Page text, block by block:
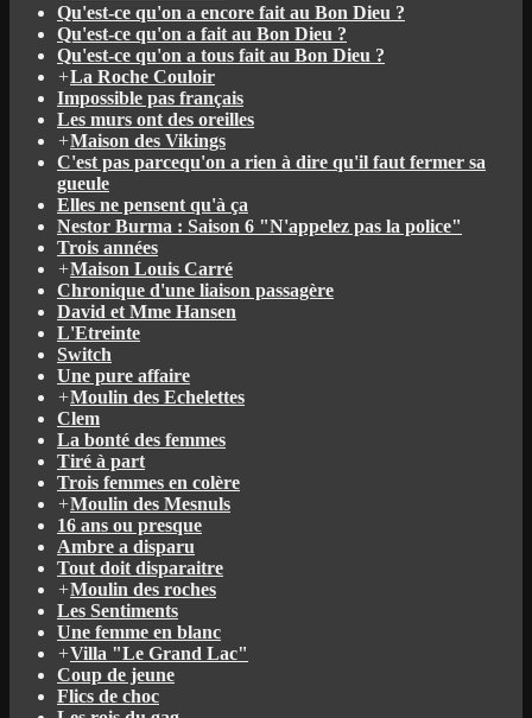
Qu'est-ce qu'on a encore fait au Bon Dieu ?
Qu'est-ce qu'on a fait au Bon Dieu ?
Qu'est-ce qu'on a tous fait au Bon Dieu ?
+La Roche Couloir
Impossible pas français
Les murs ont des oreilles
+Maison des Vikings
C'est pas parcequ'on a rien à dire qu'il faut fermer sa
gueule
Elles ne pensent qu'à ça
Nestor Burma : Saison 6 "N'appelez pas la police"
Trois années
+Maison Louis Carré
Chronique d'une liaison passagère
David et Mme Hansen
L'Etreinte
Switch
Une pure affaire
+Moulin des Echelettes
Clem
La bonté des femmes
Tiré à part
Trois femmes en colère
+Moulin des Mesnuls
16 ans ou presque
Ambre a disparu
Tout doit disparaitre
+Moulin des roches
Les Sentiments
Une femme en blanc
+Villa "Le Grand Lac"
Coup de jeune
Flics de choc